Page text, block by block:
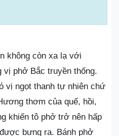
không còn xa lạ với
phở Bắc truyền thống.
vị ngọt thanh tự nhiên chứ
thơm của quế, hồi,
khiến tô phở trở nên hấp
bưng ra. Bánh phở